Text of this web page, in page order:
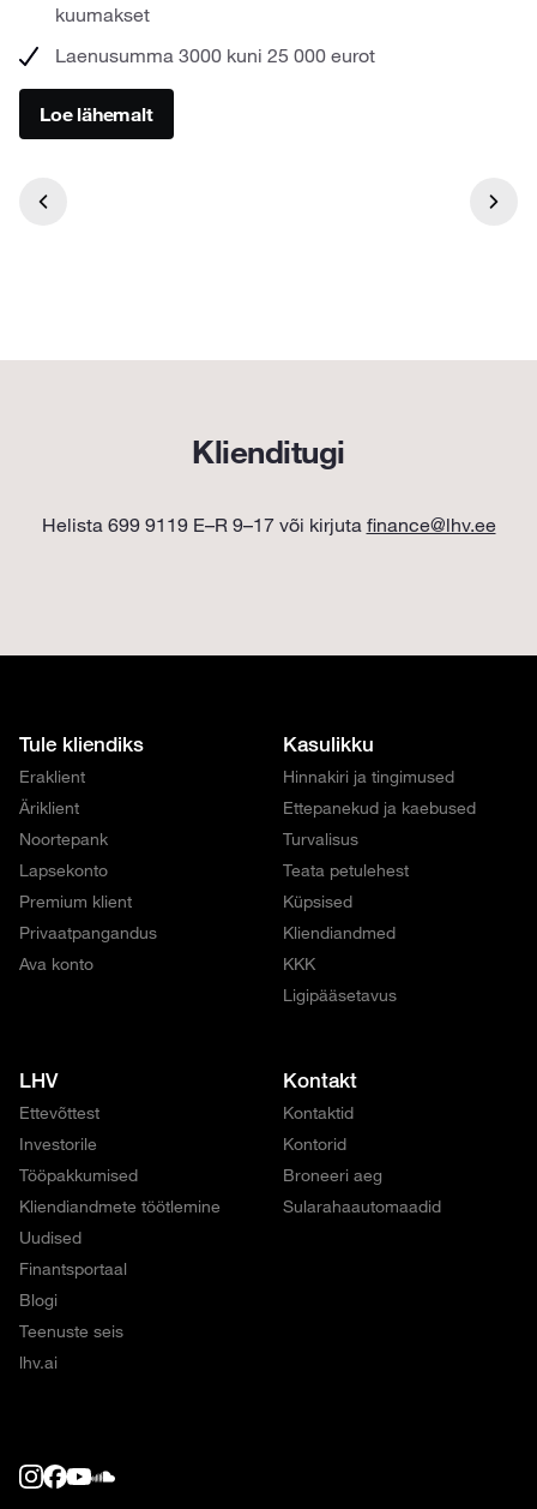
kuumakset
Laenusumma 3000 kuni 25 000 eurot
Loe lähemalt
Klienditugi
Helista 699 9119 E–R 9–17 või kirjuta finance@lhv.ee
Tule kliendiks
Eraklient
Äriklient
Noortepank
Lapsekonto
Premium klient
Privaatpangandus
Ava konto
Kasulikku
Hinnakiri ja tingimused
Ettepanekud ja kaebused
Turvalisus
Teata petulehest
Küpsised
Kliendiandmed
KKK
Ligipääsetavus
LHV
Ettevõttest
Investorile
Tööpakkumised
Kliendiandmete töötlemine
Uudised
Finantsportaal
Blogi
Teenuste seis
lhv.ai
Kontakt
Kontaktid
Kontorid
Broneeri aeg
Sularahaautomaadid